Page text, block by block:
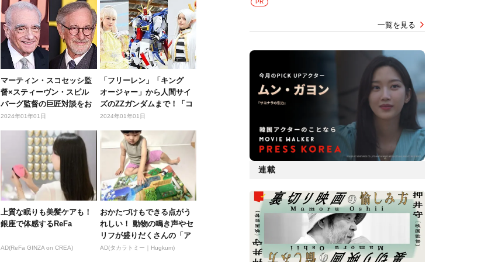
マーティン・スコセッシ監
督×スティーヴン・スピル
バーグ監督の巨匠対談をお
届け。『...
2024年01年01日
「フリーレン」「キング
オージャー」から人間サイ
ズのZZガンダムまで！「コ
ミケ10...
2024年01年01日
上質な眠りも美髪ケアも！
銀座で体感するReFa
AD(ReFa GINZA on CREA)
おかたづけもできる点がう
れしい！ 動物の鳴き声やセ
リフが盛りだくさんの「ア
ニア ...
AD(タカラトミー｜Hugkum)
PR
一覧を見る
連載